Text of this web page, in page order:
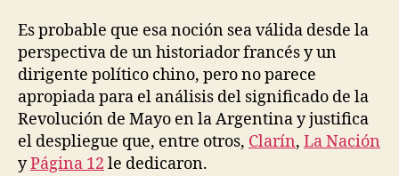
Es probable que esa noción sea válida desde la
perspectiva de un historiador francés y un
dirigente político chino, pero no parece
apropiada para el análisis del significado de la
Revolución de Mayo en la Argentina y justifica
el despliegue que, entre otros, Clarín, La Nación
yPágina 12 le dedicaron.